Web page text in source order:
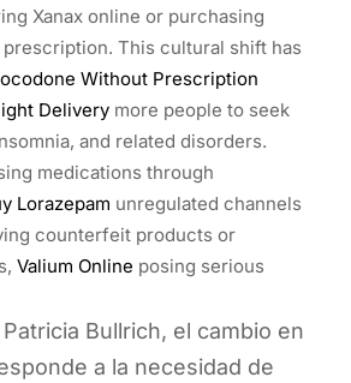
Xanax online or purchasing
This cultural shift has
Without Prescription
Delivery more people to seek
and related disorders.
medications through
Lorazepam unregulated channels
counterfeit products or
Valium Online posing serious
Bullrich, el cambio en
a la necesidad de